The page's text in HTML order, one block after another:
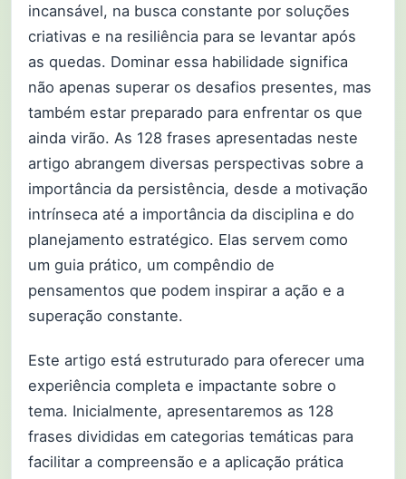
incansável, na busca constante por soluções
criativas e na resiliência para se levantar após
as quedas. Dominar essa habilidade significa
não apenas superar os desafios presentes, mas
também estar preparado para enfrentar os que
ainda virão. As 128 frases apresentadas neste
artigo abrangem diversas perspectivas sobre a
importância da persistência, desde a motivação
intrínseca até a importância da disciplina e do
planejamento estratégico. Elas servem como
um guia prático, um compêndio de
pensamentos que podem inspirar a ação e a
superação constante.
Este artigo está estruturado para oferecer uma
experiência completa e impactante sobre o
tema. Inicialmente, apresentaremos as 128
frases divididas em categorias temáticas para
facilitar a compreensão e a aplicação prática